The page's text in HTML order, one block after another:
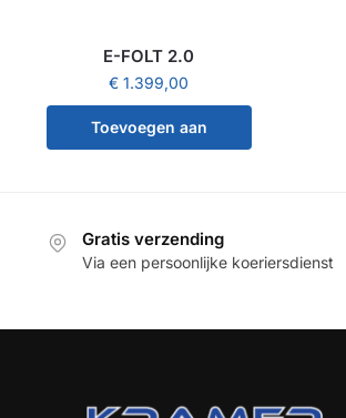
E-FOLT 2.0
€ 1.399,00
Toevoegen aan
Gratis verzending
Via een persoonlijke koeriersdienst